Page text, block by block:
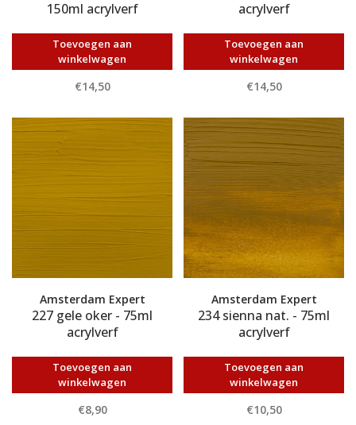
150ml acrylverf
Toevoegen aan
winkelwagen
€14,50
acrylverf
Toevoegen aan
winkelwagen
€14,50
Amsterdam Expert
227 gele oker - 75ml
acrylverf
Toevoegen aan
winkelwagen
€8,90
Amsterdam Expert
234 sienna nat. - 75ml
acrylverf
Toevoegen aan
winkelwagen
€10,50